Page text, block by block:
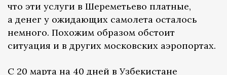
что эти услуги в Шереметьево платные,
а денег у ожидающих самолета осталось
немного. Похожим образом обстоит
ситуация и в других московских аэропортах.
С 20 марта на 40 дней в Узбекистане